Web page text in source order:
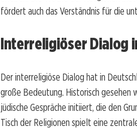
fördert auch das Verständnis für die
Interreligiöser Dialog
Der interreligiöse Dialog hat in
große Bedeutung. Historisch gesehen
jüdische Gespräche initiiert, die den
Tisch der Religionen spielt eine